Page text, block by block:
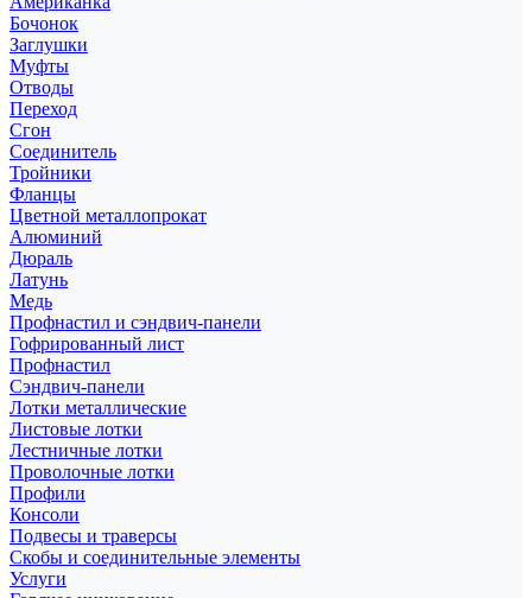
Бочонок
Заглушки
Муфты
Отводы
Переход
Сгон
Соединитель
Тройники
Фланцы
Цветной металлопрокат
Алюминий
Дюраль
Латунь
Медь
Профнастил и сэндвич-панели
Гофрированный лист
Профнастил
Сэндвич-панели
Лотки металлические
Листовые лотки
Лестничные лотки
Проволочные лотки
Профили
Консоли
Подвесы и траверсы
Скобы и соединительные элементы
Услуги